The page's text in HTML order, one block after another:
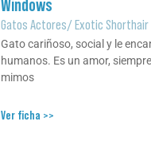
Windows
Gatos Actores/Exotic Shorthair
Gato cariñoso, social y le
humanos. Es un amor,
mimos
Ver ficha >>